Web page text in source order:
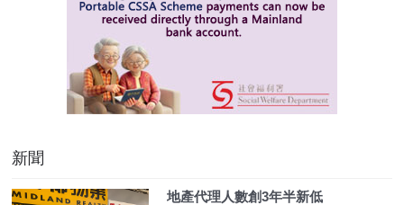
新聞
地產代理人數創3年半新低